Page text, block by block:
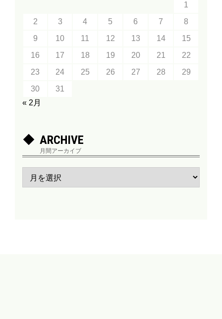
1
2
3 4 5 6 7
8
9
10 11 12 13 14
15
16
17 18 19 20 21
22
23
24 25 26 27 28
29
30
31
« 2月
ARCHIVE
月間アーカイブ